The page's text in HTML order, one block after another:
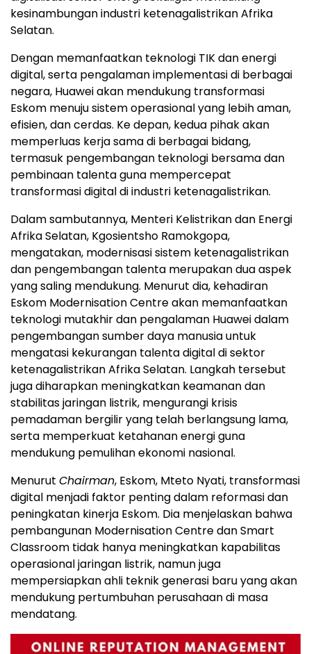
kesinambungan industri ketenagalistrikan Afrika
Selatan.
Dengan memanfaatkan teknologi TIK dan energi
digital, serta pengalaman implementasi di berbagai
negara, Huawei akan mendukung transformasi
Eskom menuju sistem operasional yang lebih aman,
efisien, dan cerdas. Ke depan, kedua pihak akan
memperluas kerja sama di berbagai bidang,
termasuk pengembangan teknologi bersama dan
pembinaan talenta guna mempercepat
transformasi digital di industri ketenagalistrikan.
Dalam sambutannya, Menteri Kelistrikan dan Energi
Afrika Selatan, Kgosientsho Ramokgopa,
mengatakan, modernisasi sistem ketenagalistrikan
dan pengembangan talenta merupakan dua aspek
yang saling mendukung. Menurut dia, kehadiran
Eskom Modernisation Centre akan memanfaatkan
teknologi mutakhir dan pengalaman Huawei dalam
pengembangan sumber daya manusia untuk
mengatasi kekurangan talenta digital di sektor
ketenagalistrikan Afrika Selatan. Langkah tersebut
juga diharapkan meningkatkan keamanan dan
stabilitas jaringan listrik, mengurangi krisis
pemadaman bergilir yang telah berlangsung lama,
serta memperkuat ketahanan energi guna
mendukung pemulihan ekonomi nasional.
Menurut Chairman, Eskom, Mteto Nyati, transformasi
digital menjadi faktor penting dalam reformasi dan
peningkatan kinerja Eskom. Dia menjelaskan bahwa
pembangunan Modernisation Centre dan Smart
Classroom tidak hanya meningkatkan kapabilitas
operasional jaringan listrik, namun juga
mempersiapkan ahli teknik generasi baru yang akan
mendukung pertumbuhan perusahaan di masa
mendatang.